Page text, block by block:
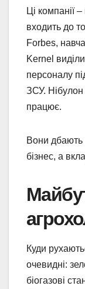
Ці компанії
входить до
Forbes,
Kernel
персоналу
ЗСУ. Нібулон
працює.
Вони
бізнес, а
Куди
очевидні:
біогазові